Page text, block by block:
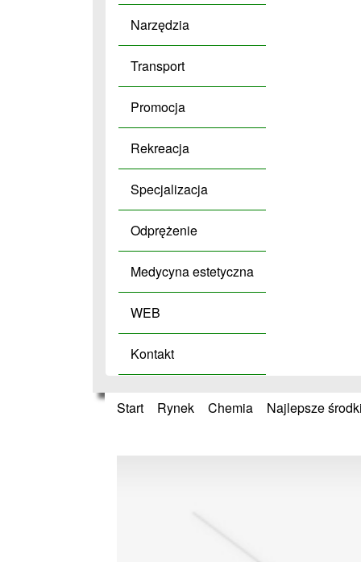
Narzędzia
Transport
Promocja
Rekreacja
Specjalizacja
Odprężenie
Medycyna estetyczna
WEB
Kontakt
Start Rynek Chemia Najlepsze